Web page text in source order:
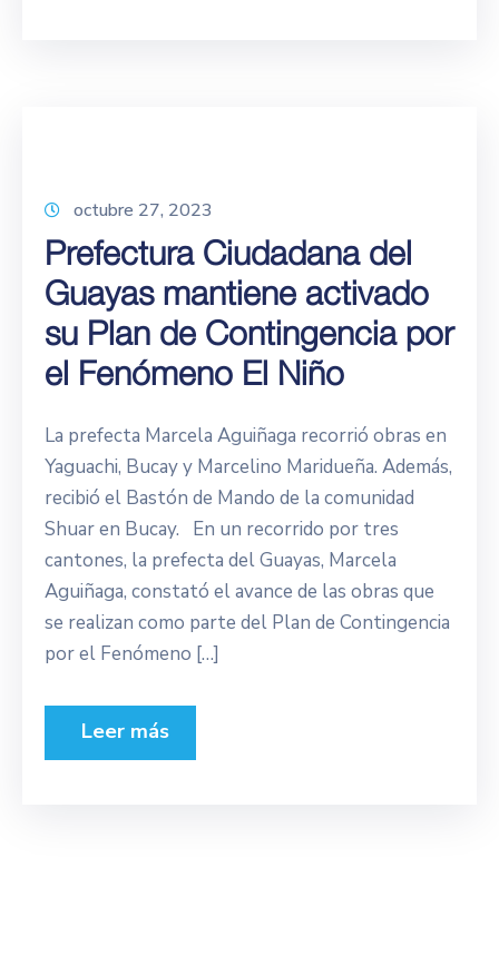
octubre 27, 2023
Prefectura Ciudadana del
Guayas mantiene activado
su Plan de Contingencia por
el Fenómeno El Niño
La prefecta Marcela Aguiñaga recorrió obras en
Yaguachi, Bucay y Marcelino Maridueña. Además,
recibió el Bastón de Mando de la comunidad
Shuar en Bucay. En un recorrido por tres
cantones, la prefecta del Guayas, Marcela
Aguiñaga, constató el avance de las obras que
se realizan como parte del Plan de Contingencia
por el Fenómeno […]
Leer más